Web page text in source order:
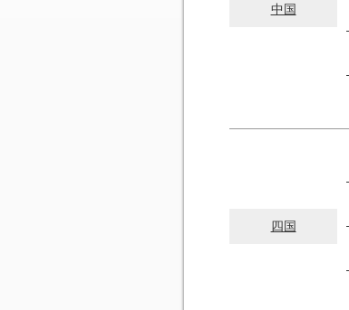
中国
四国